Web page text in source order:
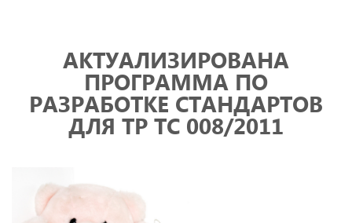
АКТУАЛИЗИРОВАНА
ПРОГРАММА ПО
РАЗРАБОТКЕ СТАНДАРТОВ
ДЛЯ ТР ТС 008/2011